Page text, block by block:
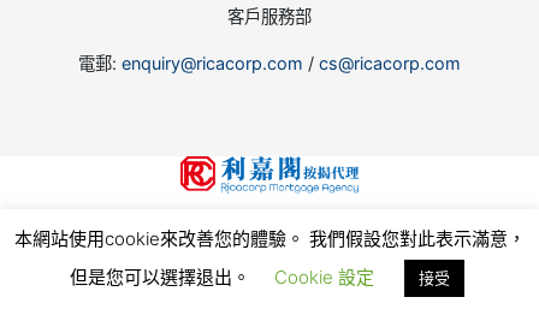
客戶服務部
電郵: enquiry@ricacorp.com / cs@ricacorp.com
地產代理(公司)牌照號碼:C-002504
© 2026利嘉閣按揭代理有限公司 Ricacorp Mortgage Agency Limited, all rights reserved.使
本網站使用cookie來改善您的體驗。 我們假設您對此表示滿意，
但是您可以選擇退出。
Cookie 設定 接受